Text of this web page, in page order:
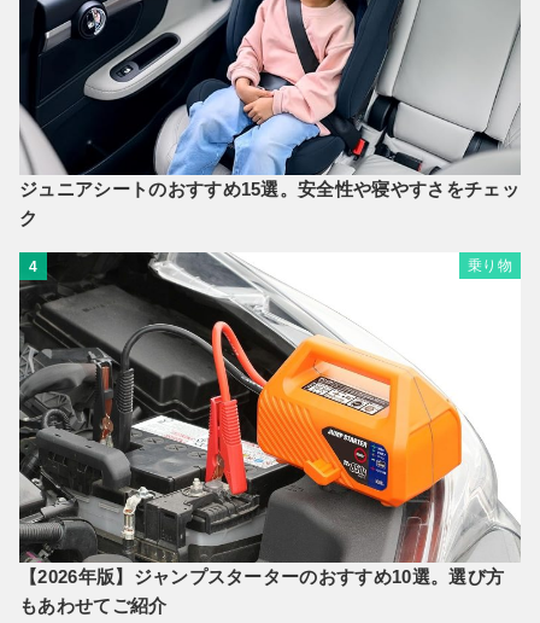
ジュニアシートのおすすめ15選。安全性や寝やすさをチェッ
ク
4 乗り物
【2026年版】ジャンプスターターのおすすめ10選。選び方
もあわせてご紹介